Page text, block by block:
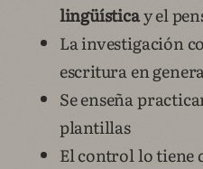
lingüísticay el
La investigación
escritura en
Se enseña
plantillas
El control lo tiene